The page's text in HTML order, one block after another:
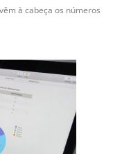
à cabeça os números